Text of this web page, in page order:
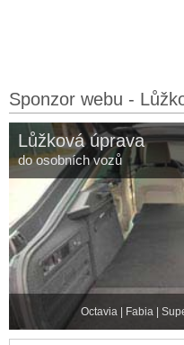
Sponzor webu -
Lůžková úprava
do osobních vozů
Octavia | Fabia |